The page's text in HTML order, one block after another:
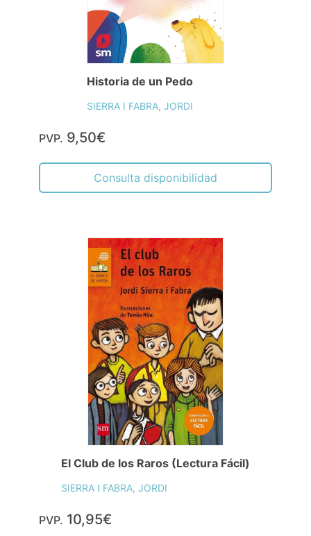
Historia de un Pedo
SIERRA I FABRA, JORDI
PVP. 9,50€
Consulta disponibilidad
El Club de los Raros (Lectura Fácil)
SIERRA I FABRA, JORDI
PVP. 10,95€